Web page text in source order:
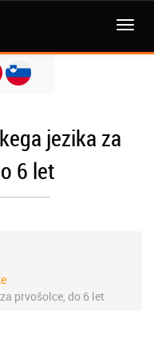
MENI
jezika za
6 let
prvošolce, do 6 let